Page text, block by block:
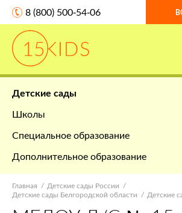
8 (800) 500-54-06
Детские сады
Школы
Специальное образование
Дополнительное образование
Главная
Детские сады России
Детские сады Белгородской области
Детские